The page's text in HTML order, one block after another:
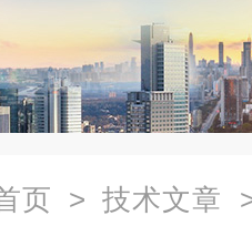
页 > 技术文章